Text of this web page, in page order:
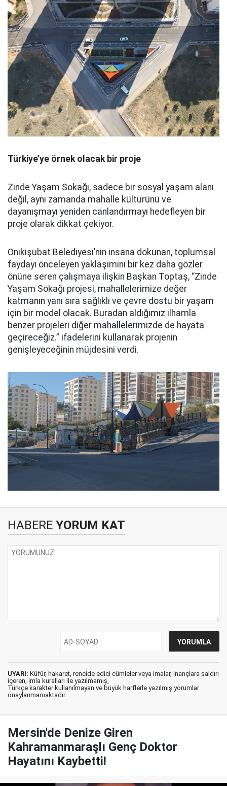
Türkiye’ye örnek olacak bir proje
Zinde Yaşam Sokağı, sadece bir sosyal yaşam alanı
değil, aynı zamanda mahalle kültürünü ve
dayanışmayı yeniden canlandırmayı hedefleyen bir
proje olarak dikkat çekiyor.
Onikişubat Belediyesi’nin insana dokunan, toplumsal
faydayı önceleyen yaklaşımını bir kez daha gözler
önüne seren çalışmaya ilişkin Başkan Toptaş, “Zinde
Yaşam Sokağı projesi, mahallelerimize değer
katmanın yanı sıra sağlıklı ve çevre dostu bir yaşam
için bir model olacak. Buradan aldığımız ilhamla
benzer projeleri diğer mahallelerimizde de hayata
geçireceğiz.” ifadelerini kullanarak projenin
genişleyeceğinin müjdesini verdi.
HABERE YORUM KAT
UYARI: Küfür, hakaret, rencide edici cümleler veya imalar, inançlara saldırı
içeren, imla kuralları ile yazılmamış,
Türkçe karakter kullanılmayan ve büyük harflerle yazılmış yorumlar
onaylanmamaktadır.
Mersin'de Denize Giren
Kahramanmaraşlı Genç Doktor
Hayatını Kaybetti!